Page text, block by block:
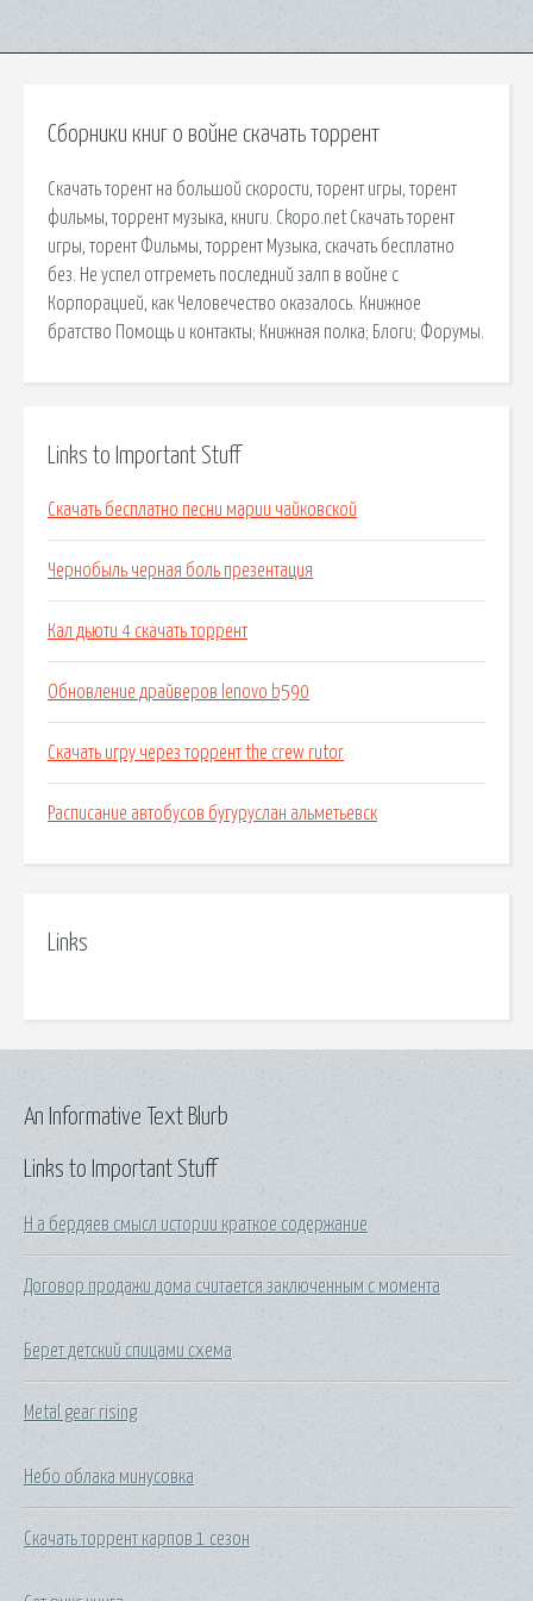
Сборники книг о войне скачать торрент
Скачать торент на большой скорости, торент игры, торент
фильмы, торрент музыка, книги. Ckopo.net Скачать торент
игры, торент Фильмы, торрент Музыка, скачать бесплатно
без. Не успел отгреметь последний залп в войне с
Корпорацией, как Человечество оказалось. Книжное
братство Помощь и контакты; Книжная полка; Блоги; Форумы.
Links to Important Stuff
Скачать бесплатно песни марии чайковской
Чернобыль черная боль презентация
Кал дьюти 4 скачать торрент
Обновление драйверов lenovo b590
Скачать игру через торрент the crew rutor
Расписание автобусов бугуруслан альметьевск
Links
Links to Important Stuff
Н а бердяев смысл истории краткое содержание
Договор продажи дома считается заключенным с момента
Берет детский спицами схема
Metal gear rising
Небо облака минусовка
Скачать торрент карпов 1 сезон
An Informative Text Blurb